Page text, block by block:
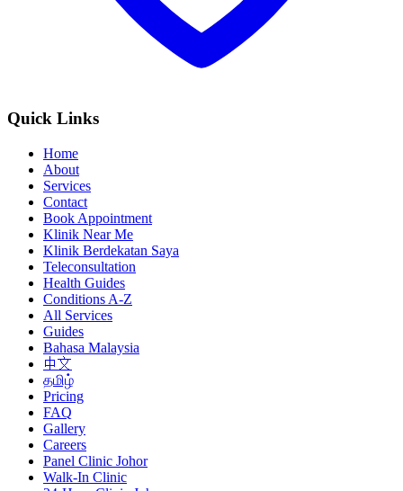
Quick Links
Home
About
Services
Contact
Book Appointment
Klinik Near Me
Klinik Berdekatan Saya
Teleconsultation
Health Guides
Conditions A-Z
All Services
Guides
Bahasa Malaysia
中文
தமிழ்
Pricing
FAQ
Gallery
Careers
Panel Clinic Johor
Walk-In Clinic